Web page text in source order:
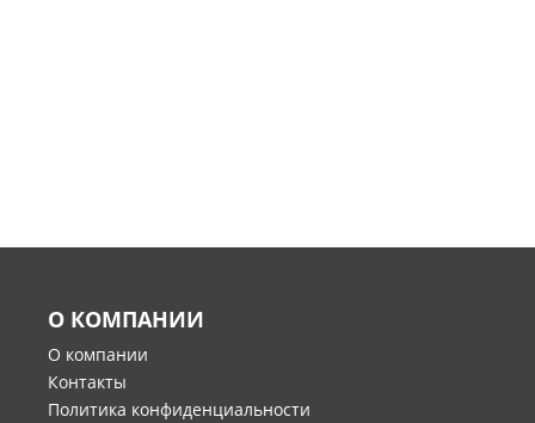
О КОМПАНИИ
О компании
Контакты
Политика конфиденциальности